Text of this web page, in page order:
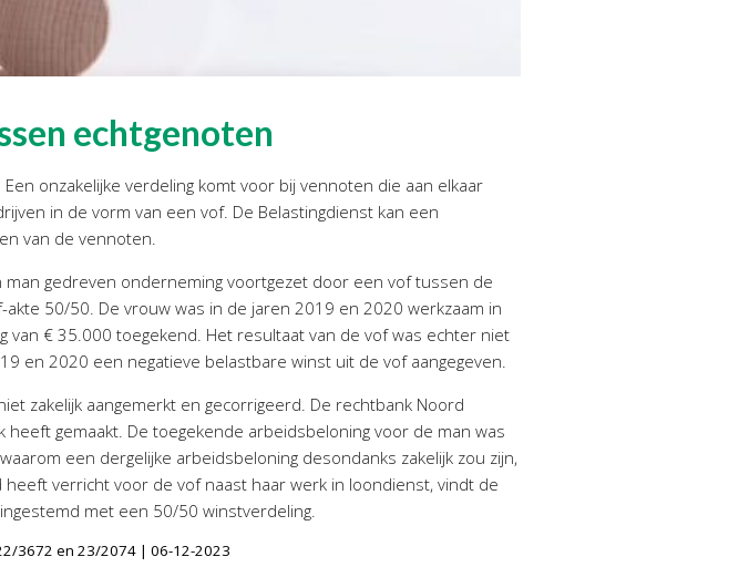
echtgenoten
onzakelijke verdeling komt voor bij vennoten die aan elkaar
in de vorm van een vof. De Belastingdienst kan een
van de vennoten.
gedreven onderneming voortgezet door een vof tussen de
50/50. De vrouw was in de jaren 2019 en 2020 werkzaam in
€ 35.000 toegekend. Het resultaat van de vof was echter niet
en 2020 een negatieve belastbare winst uit de vof aangegeven.
zakelijk aangemerkt en gecorrigeerd. De rechtbank Noord
gemaakt. De toegekende arbeidsbeloning voor de man was
een dergelijke arbeidsbeloning desondanks zakelijk zou zijn,
verricht voor de vof naast haar werk in loondienst, vindt de
met een 50/50 winstverdeling.
3672 en 23/2074 | 06-12-2023